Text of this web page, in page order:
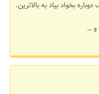
…